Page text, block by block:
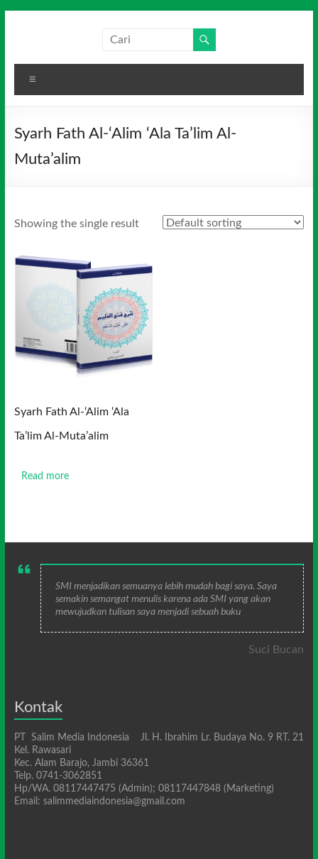
Media
Indonesia
Syarh Fath Al-‘Alim ‘Ala Ta’lim Al-
Muta’alim
Showing the single result
Syarh Fath Al-‘Alim ‘Ala
Ta’lim Al-Muta’alim
Read more
SMI menjadikan semuanya lebih mudah bagi saya. Saya
semakin semangat menulis karena ada SMI yang akan
mewujudkan tulisan saya menjadi sebuah buku
Suci Bucan
Kontak
PT Salim Media Indonesia Jl. H. Ibrahim Lr. Budaya No. 9 RT. 21
Kel. Rawasari
Kec. Alam Barajo, Jambi 36361
Telp. 0741-3062851
Hp/WA. 08117447475 (Admin); 08117447848 (Marketing)
Email: salimmediaindonesia@gmail.com